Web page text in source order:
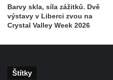
Barvy skla, síla zážitků. Dvě
výstavy v Liberci zvou na
Crystal Valley Week 2026
Štítky